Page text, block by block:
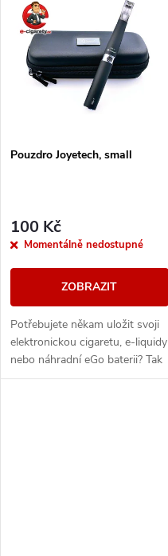
ůů
Pouzdro Joyetech, small
100 Kč
Momentálně nedostupné
ZOBRAZIT
Potřebujete někam uložit svoji
elektronickou cigaretu, e-liquidy
nebo náhradní eGo baterii? Tak
právě pro Vás máme pouzdro